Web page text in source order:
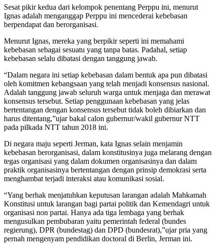
Sesat pikir kedua dari kelompok penentang Perppu ini, menurut
Ignas adalah menganggap Perppu ini mencederai kebebasan
berpendapat dan berorganisasi.
Menurut Ignas, mereka yang berpikir seperti ini memahami
kebebasan sebagai sesuatu yang tanpa batas. Padahal, setiap
kebebasan selalu dibatasi dengan tanggung jawab.
“Dalam negara ini setiap kebebasan dalam bentuk apa pun dibatasi
oleh komitmen kebangsaan yang telah menjadi konsensus nasional.
Adalah tanggung jawab seluruh warga untuk menjaga dan merawat
konsensus tersebut. Setiap penggunaan kebebasan yang jelas
bertentangan dengan konsensus tersebut tidak boleh dibiarkan dan
harus ditentang,”ujar bakal calon gubernur/wakil gubernur NTT
pada pilkada NTT tahun 2018 ini.
Di negara maju seperti Jerman, kata Ignas selain menjamin
kebebasan berorganisasi, dalam konstitusinya juga melarang dengan
tegas organisasi yang dalam dokumen organisasinya dan dalam
praktik organisasinya bertentangan dengan prinsip demokrasi serta
menghambat terjadi interaksi atau komunikasi sosial.
“Yang berhak menjatuhkan keputusan larangan adalah Mahkamah
Konstitusi untuk larangan bagi partai politik dan Kemendagri untuk
organisasi non partai. Hanya ada tiga lembaga yang berhak
mengusulkan pembubaran yaitu pemerintah federal (bundes
regierung), DPR (bundestag) dan DPD (bundesrat),”ujar pria yang
pernah mengenyam pendidikan doctoral di Berlin, Jerman ini.